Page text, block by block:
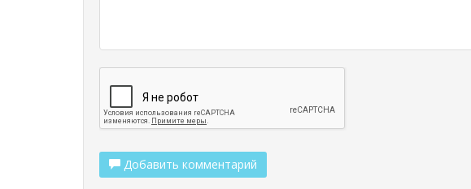
Добавить комментарий